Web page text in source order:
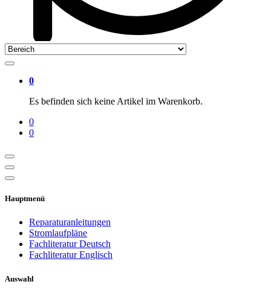
0
Es befinden sich keine Artikel im Warenkorb.
0
0
Hauptmenü
Reparaturanleitungen
Stromlaufpläne
Fachliteratur Deutsch
Fachliteratur Englisch
Auswahl